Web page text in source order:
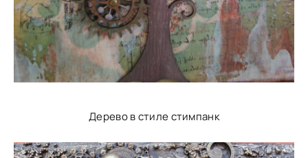
Дерево в стиле стимпанк